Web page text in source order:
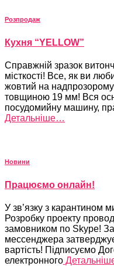
Розпродаж
Кухня “YELLOW”
Справжній зразок
місткості! Все, як ви
жовтий на
товщиною 19 мм! Вся
посудомийну машину,
Детальніше…
Новини
Працюємо онлайн!
У зв’язку з карантином
Розробку проекту
замовником по Skype!
мессенджера
вартість! Підписуємо
електронного